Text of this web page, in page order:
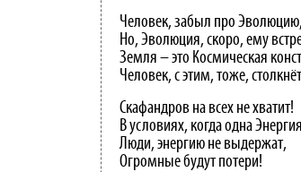
Человек, забыл про Эволюцию,
Но, Эволюция, скоро, ему
Земля – это Космическая
Человек, с этим, тоже,
Скафандров на всех не хватит!
В условиях, когда одна
Люди, энергию не выдержат,
Огромные будут потери!